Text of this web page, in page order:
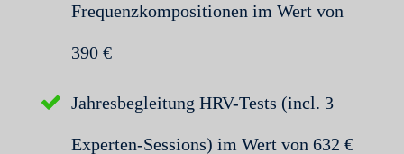
Frequenzkompositionen im Wert von
390 €
Jahresbegleitung HRV-Tests (incl. 3
Experten-Sessions) im Wert von 632 €